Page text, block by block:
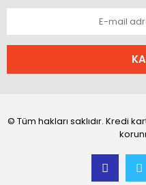
© Tüm hakları saklıdır. Kredi